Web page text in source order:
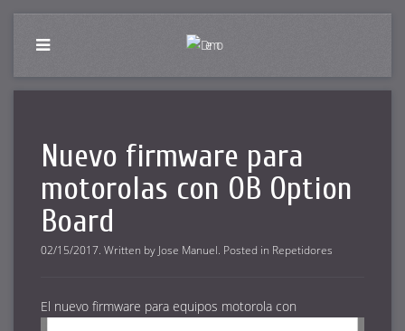
Nuevo firmware para
motorolas con OB Option
Board
02/15/2017. Written by Jose Manuel. Posted in Repetidores
El nuevo firmware para equipos motorola con